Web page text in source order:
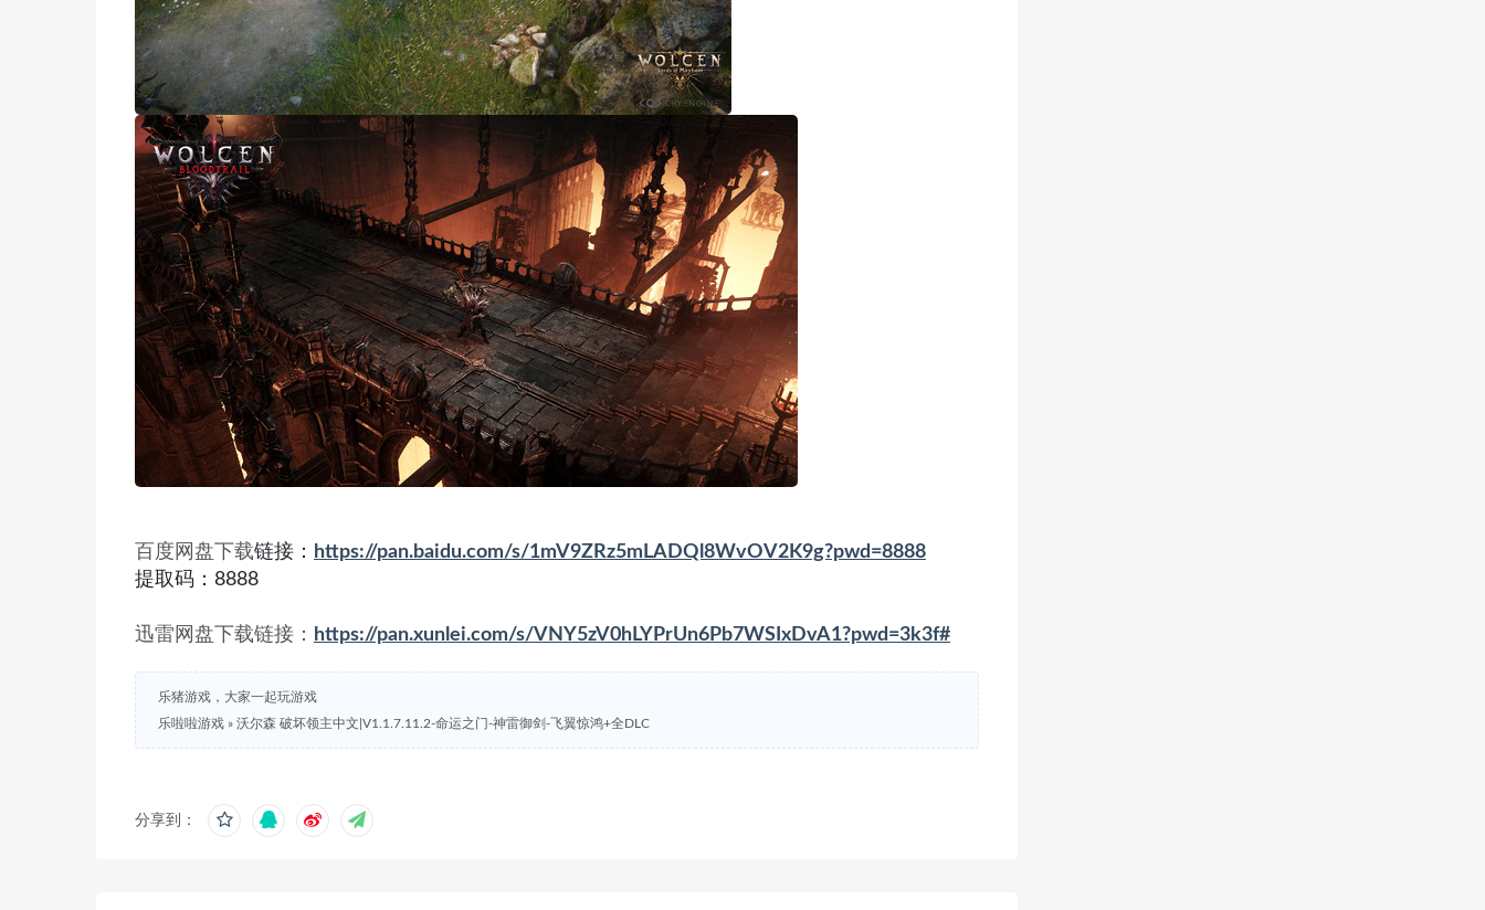
百度网盘下载链接：
https://pan.baidu.com/s/1mV9ZRz5mLADQl8WvOV2K9g?pwd=8888
提取码：8888
迅雷网盘下载链接： https://pan.xunlei.com/s/VNY5zV0hLYPrUn6Pb7WSIxDvA1?pwd=3k3f#
乐猪游戏，大家一起玩游戏
乐啦啦游戏 » 沃尔森 破坏领主中文|V1.1.7.11.2-命运之门-神雷御剑-飞翼惊鸿+全DLC
分享到：